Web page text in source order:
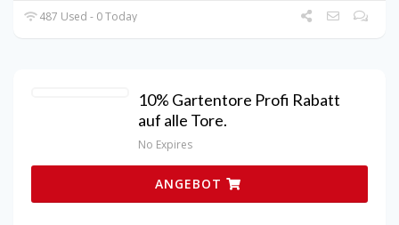
487 Used - 0 Today
10% Gartentore Profi Rabatt
auf alle Tore.
No Expires
ANGEBOT